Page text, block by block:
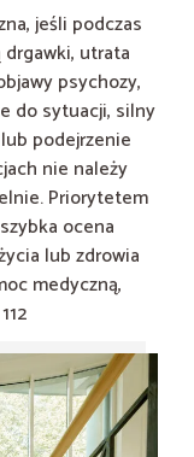
jeśli podczas
utrata
psychozy,
do sytuacji, silny
podejrzenie
nie należy
Priorytetem
ocena
lub zdrowia
medyczną,